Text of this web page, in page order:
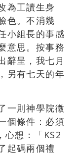
為工讀生身
色。不消幾
小組長的事感
意思。按事務
辭呈，我七月
另有七天的年
一則神學院徵
個條件：必須
心想：「KS2
起碼兩個禮